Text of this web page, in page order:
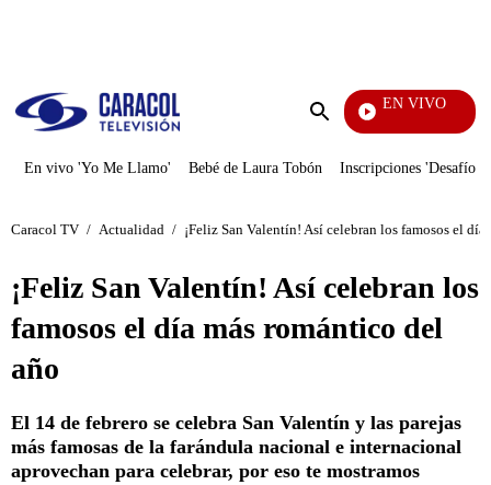
Enviar
EN VIVO
Noticias
En vivo 'Yo Me Llamo' Bebé de Laura Tobón Inscripciones 'Desafío'
Caracol TV / Actualidad / ¡Feliz San Valentín! Así celebran los famosos el
¡Feliz San Valentín! Así celebran los
famosos el día más romántico del
año
El 14 de febrero se celebra San Valentín y las parejas
más famosas de la farándula nacional e internacional
aprovechan para celebrar, por eso te mostramos